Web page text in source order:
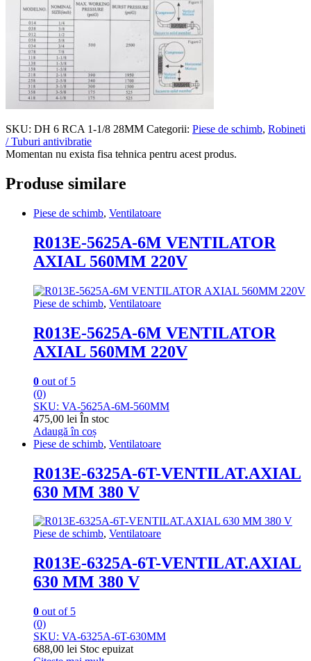
SKU: DH 6 RCA 1-1/8 28MM Categorii: Piese de schimb, Robineti
/ Tuburi antivibratie
Momentan nu exista fisa tehnica pentru acest produs.
Produse similare
Piese de schimb, Ventilatoare
R013E-5625A-6M VENTILATOR
AXIAL 560MM 220V
Piese de schimb, Ventilatoare
R013E-5625A-6M VENTILATOR
AXIAL 560MM 220V
0 out of 5
(0)
SKU: VA-5625A-6M-560MM
475,00 lei În stoc
Adaugă în coș
Piese de schimb, Ventilatoare
R013E-6325A-6T-VENTILAT.AXIAL
630 MM 380 V
Piese de schimb, Ventilatoare
R013E-6325A-6T-VENTILAT.AXIAL
630 MM 380 V
0 out of 5
(0)
SKU: VA-6325A-6T-630MM
688,00 lei Stoc epuizat